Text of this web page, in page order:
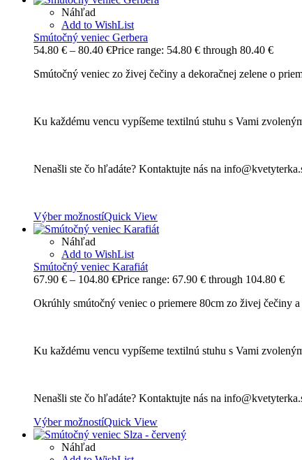
Náhľad
Add to WishList
Smútočný veniec Gerbera
54.80 € – 80.40 €Price range: 54.80 € through 80.40 €
Smútočný veniec zo živej čečiny a dekoračnej zelene o
Ku každému vencu vypíšeme textilnú stuhu s Vami
Nenašli ste čo hľadáte? Kontaktujte nás na
Výber možnostíQuick View
Náhľad
Add to WishList
Smútočný veniec Karafiát
67.90 € – 104.80 €Price range: 67.90 € through 104.80 €
Okrúhly smútočný veniec o priemere 80cm zo živej čečiny
Ku každému vencu vypíšeme textilnú stuhu s Vami
Nenašli ste čo hľadáte? Kontaktujte nás na
Výber možnostíQuick View
Náhľad